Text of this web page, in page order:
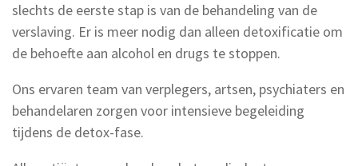
slechts de eerste stap is van de behandeling van de
verslaving. Er is meer nodig dan alleen detoxificatie om
de behoefte aan alcohol en drugs te stoppen.
Ons ervaren team van verplegers, artsen, psychiaters en
behandelaren zorgen voor intensieve begeleiding
tijdens de detox-fase.